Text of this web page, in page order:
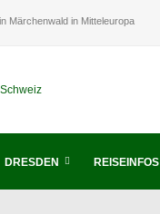
Märchenwald in Mitteleuropa
DRESDEN REISEINFOS